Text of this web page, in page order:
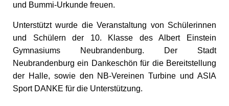
und Bummi-Urkunde freuen.
Unterstützt wurde die Veranstaltung von Schülerinnen
und Schülern der 10. Klasse des Albert Einstein
Gymnasiums Neubrandenburg. Der Stadt
Neubrandenburg ein Dankeschön für die Bereitstellung
der Halle, sowie den NB-Vereinen Turbine und ASIA
Sport DANKE für die Unterstützung.